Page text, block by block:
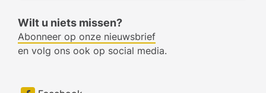
Wilt u niets missen?
Abonneer op onze nieuwsbrief
en volg ons ook op social media.